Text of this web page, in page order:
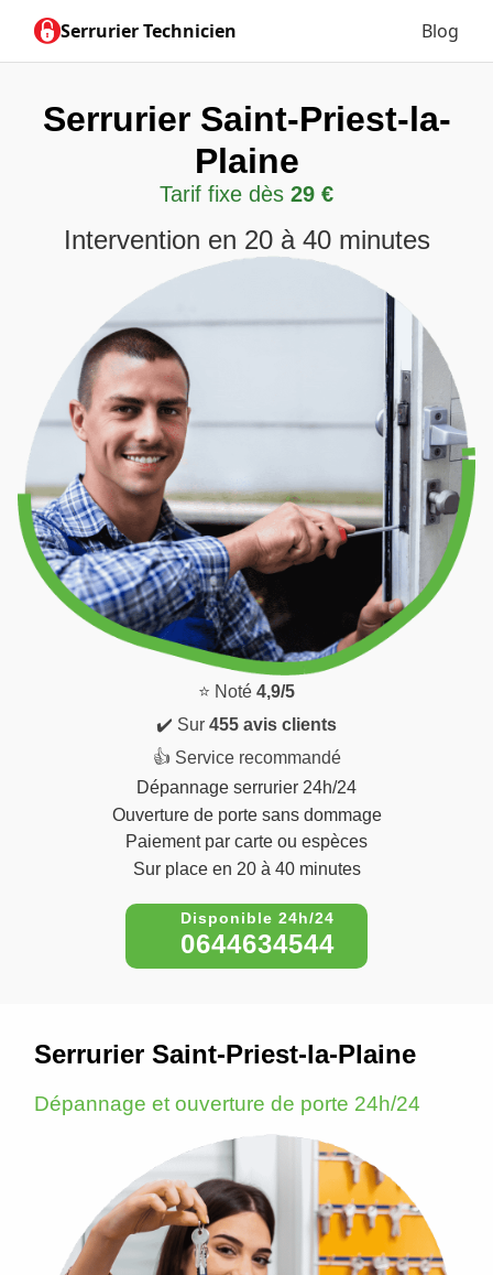
Serrurier Technicien Blog
Serrurier Saint-Priest-la-
Plaine
Tarif fixe dès 29 €
Intervention en 20 à 40 minutes
⭐ Noté 4,9/5
✔️ Sur 455 avis clients
👍 Service recommandé
Dépannage serrurier 24h/24
Ouverture de porte sans dommage
Paiement par carte ou espèces
Sur place en 20 à 40 minutes
0644634544
Serrurier Saint-Priest-la-Plaine
Dépannage et ouverture de porte 24h/24